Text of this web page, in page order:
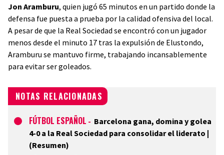
Jon Aramburu, quien jugó 65 minutos en un partido donde la
defensa fue puesta a prueba por la calidad ofensiva del local.
A pesar de que la Real Sociedad se encontró con un jugador
menos desde el minuto 17 tras la expulsión de Elustondo,
Aramburu se mantuvo firme, trabajando incansablemente
para evitar ser goleados.
NOTAS RELACIONADAS
FÚTBOL ESPAÑOL - Barcelona gana, domina y golea
4-0 a la Real Sociedad para consolidar el liderato |
(Resumen)